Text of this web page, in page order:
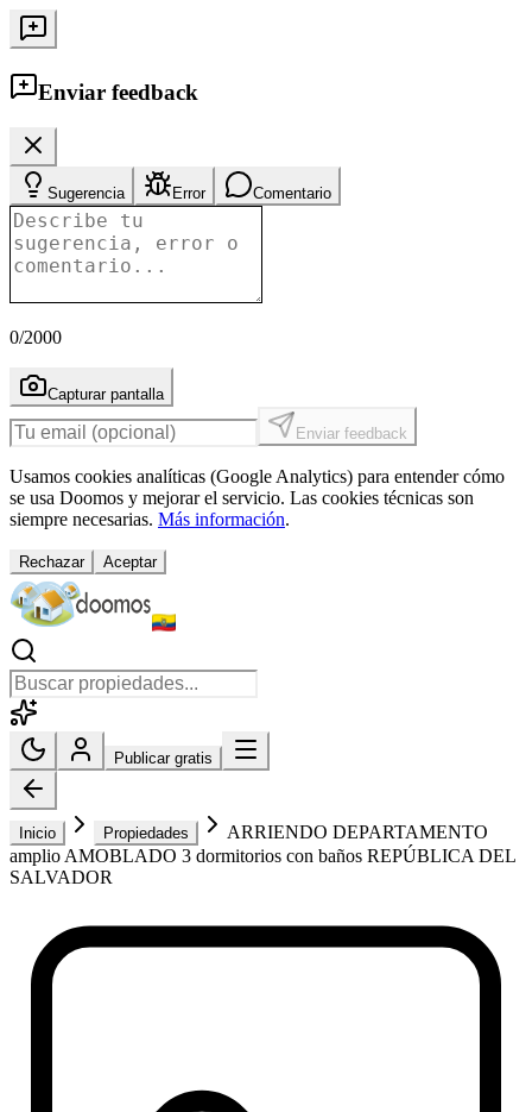
Enviar feedback
Sugerencia Error Comentario
0/2000
Capturar pantalla
Enviar feedback
Usamos cookies analíticas (Google Analytics) para entender cómo
se usa Doomos y mejorar el servicio. Las cookies técnicas son
siempre necesarias. Más información.
Rechazar Aceptar
Publicar gratis
Inicio Propiedades
ARRIENDO DEPARTAMENTO
amplio AMOBLADO 3 dormitorios con baños REPÚBLICA DEL
SALVADOR